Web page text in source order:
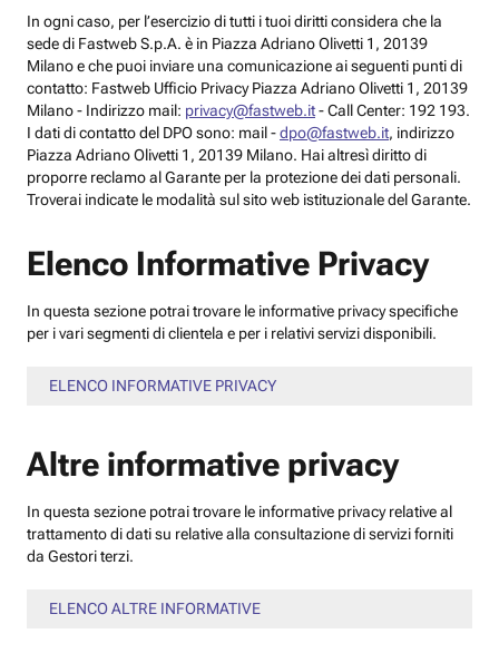
In ogni caso, per l’esercizio di tutti i tuoi diritti considera che la
sede di Fastweb S.p.A. è in Piazza Adriano Olivetti 1, 20139
Milano e che puoi inviare una comunicazione ai seguenti punti di
contatto: Fastweb Ufficio Privacy Piazza Adriano Olivetti 1, 20139
Milano - Indirizzo mail: privacy@fastweb.it- Call Center: 192 193.
I dati di contatto del DPO sono: mail -dpo@fastweb.it, indirizzo
Piazza Adriano Olivetti 1, 20139 Milano. Hai altresì diritto di
proporre reclamo al Garante per la protezione dei dati personali.
Troverai indicate le modalità sul sito web istituzionale del Garante.
Elenco Informative Privacy
In questa sezione potrai trovare le informative privacy specifiche
per i vari segmenti di clientela e per i relativi servizi disponibili.
ELENCO INFORMATIVE PRIVACY
Altre informative privacy
In questa sezione potrai trovare le informative privacy relative al
trattamento di dati su relative alla consultazione di servizi forniti
da Gestori terzi.
ELENCO ALTRE INFORMATIVE